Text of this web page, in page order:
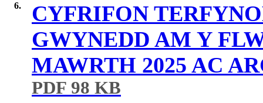
6.
CYFRIFON
GWYNEDD AM Y
MAWRTH 2025 AC
PDF 98 KB